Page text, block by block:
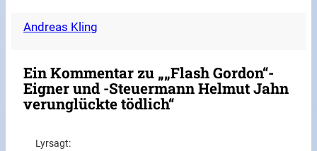
Andreas Kling
Ein Kommentar zu „„Flash Gordon“-
Eigner und -Steuermann Helmut Jahn
verunglückte tödlich“
Lyrsagt: